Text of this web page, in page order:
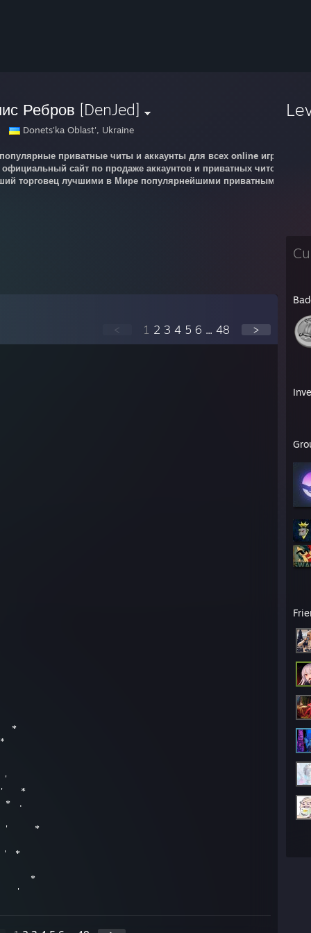
Ребров [DenJed]
Donets'ka Oblast', Ukraine
популярные приватные читы и аккаунты для всех online игр и
сайт по продаже аккаунтов и приватных читов для
торговец лучшими в Мире популярнейшими приватными
< 1 2 3 4 5 6 ... 48 >
*
'
' *
* .
' *
' *
*
'